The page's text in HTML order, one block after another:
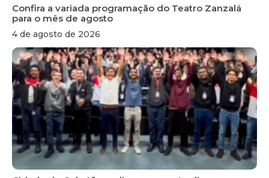
Confira a variada programação do Teatro Zanzalá
para o mês de agosto
4 de agosto de 2026